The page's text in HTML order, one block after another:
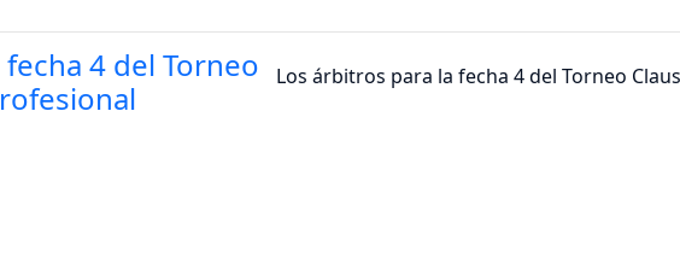
Los árbitros para la fecha 4 del Torneo